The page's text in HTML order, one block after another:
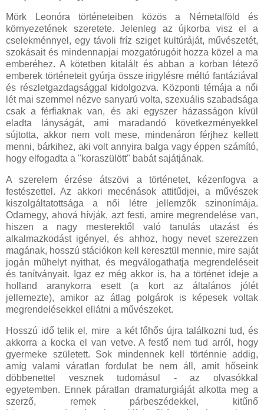
Mörk Leonóra történeteiben közös a Németalföld és
környezetének szeretete. Jelenleg az újkorba visz el a
cselekménnyel, egy távoli fríz sziget kultúráját, művészetét,
szokásait és mindennapjai mozgatórugóit hozza közel a ma
emberéhez. A kötetben kitalált és abban a korban létező
emberek történeteit gyúrja össze irigylésre méltó fantáziával
és részletgazdagsággal kidolgozva. Központi témája a női
lét mai szemmel nézve sanyarú volta, szexuális szabadsága
csak a férfiaknak van, és aki egyszer házasságon kívül
eladta lányságát, ami maradandó következményekkel
sújtotta, akkor nem volt mese, mindenáron férjhez kellett
menni, bárkihez, aki volt annyira balga vagy éppen számító,
hogy elfogadta a "koraszülött" babát sajátjának.
A szerelem érzése átszövi a történetet, kézenfogva a
festészettel. Az akkori mecénások attitűdjei, a művészek
kiszolgáltatottsága a női létre jellemzők szinonímája.
Odamegy, ahová hívják, azt festi, amire megrendelése van,
hiszen a nagy mesterektől való tanulás utazást és
alkalmazkodást igényel, és ahhoz, hogy nevet szerezzen
magának, hosszú stációkon kell keresztül mennie, mire saját
jogán műhelyt nyithat, és megválogathatja megrendeléseit
és tanítványait. Igaz ez még akkor is, ha a történet ideje a
holland aranykorra esett (a kort az általános jólét
jellemezte), amikor az átlag polgárok is képesek voltak
megrendelésekkel ellátni a művészeket.
Hosszú idő telik el, mire a két főhős újra találkozni tud, és
akkorra a kocka el van vetve. A festő nem tud arról, hogy
gyermeke született. Sok mindennek kell történnie addig,
amíg valami váratlan fordulat be nem áll, amit hőseink
döbbenettel vesznek tudomásul - az olvasókkal
egyetemben. Ennek páratlan dramaturgiáját alkotta meg a
szerző, remek párbeszédekkel, kitűnő